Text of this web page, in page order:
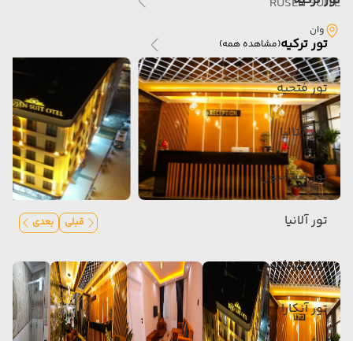
تور ترکیه(مشاهده همه)
تور فتحیه
تور آنتالیا
تور استانبول
تور آلانیا
تور مارماریس
تور آنکارا
وان
قبلی بعدی